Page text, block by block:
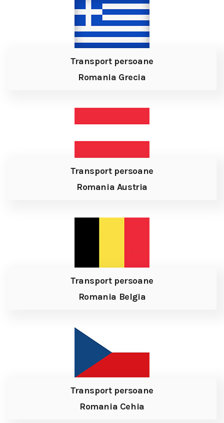
Transport persoane
Romania Grecia
Transport persoane
Romania Austria
Transport persoane
Romania Belgia
Transport persoane
Romania Cehia